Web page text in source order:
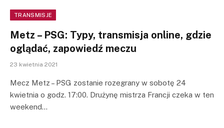
TRANSMISJE
Metz – PSG: Typy, transmisja online, gdzie
oglądać, zapowiedź meczu
23 kwietnia 2021
Mecz Metz – PSG zostanie rozegrany w sobotę 24
kwietnia o godz. 17:00. Drużynę mistrza Francji czeka w ten
weekend…